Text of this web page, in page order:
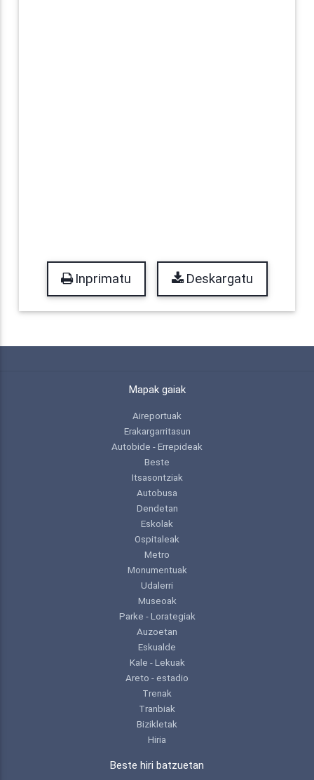
Inprimatu Deskargatu
Mapak gaiak
Aireportuak
Erakargarritasun
Autobide - Errepideak
Beste
Itsasontziak
Autobusa
Dendetan
Eskolak
Ospitaleak
Metro
Monumentuak
Udalerri
Museoak
Parke - Lorategiak
Auzoetan
Eskualde
Kale - Lekuak
Areto - estadio
Trenak
Tranbiak
Bizikletak
Hiria
Beste hiri batzuetan